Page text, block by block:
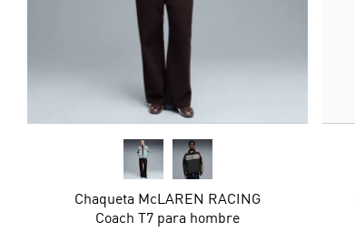
Chaqueta McLAREN RACING
Coach T7 para hombre